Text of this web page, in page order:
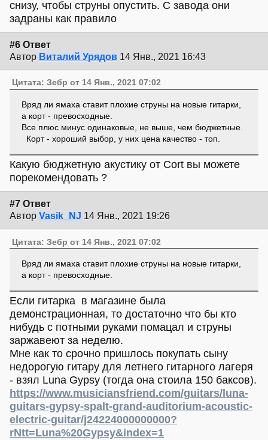
снизу, чтобы струны опустить. С завода они
задраны как правило
#6 Ответ
Автор Виталий Урядов 14 Янв., 2021 16:43
Цитата: Зебр от 14 Янв., 2021 07:02
Вряд ли ямаха ставит плохие струны на новые гитарки,
а корт - превосходные.
Все плюс минус одинаковые, не выше, чем бюджетные.
Корт - хороший выбор, у них цена качество - топ.
Какую бюджетную акустику от Cort вы можете
порекомендовать ?
#7 Ответ
Автор Vasik_NJ 14 Янв., 2021 19:26
Цитата: Зебр от 14 Янв., 2021 07:02
Вряд ли ямаха ставит плохие струны на новые гитарки,
а корт - превосходные.
Если гитарка в магазине была
демонстрационная, то достаточно что бы кто
нибудь с потными руками помацал и струны
заржавеют за неделю.
Мне как то срочно пришлось покупать сыну
недорогую гитару для летнего гитарного лагеря
- взял Luna Gypsy (тогда она стоила 150 баксов).
https://www.musiciansfriend.com/guitars/luna-
guitars-gypsy-spalt-grand-auditorium-acoustic-
electric-guitar/j24224000000000?
rNtt=Luna%20Gypsy&index=1